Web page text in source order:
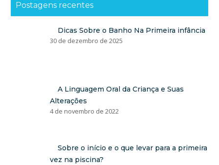
Postagens recentes
Dicas Sobre o Banho Na Primeira infância
30 de dezembro de 2025
A Linguagem Oral da Criança e Suas
Alterações
4 de novembro de 2022
Sobre o início e o que levar para a primeira
vez na piscina?